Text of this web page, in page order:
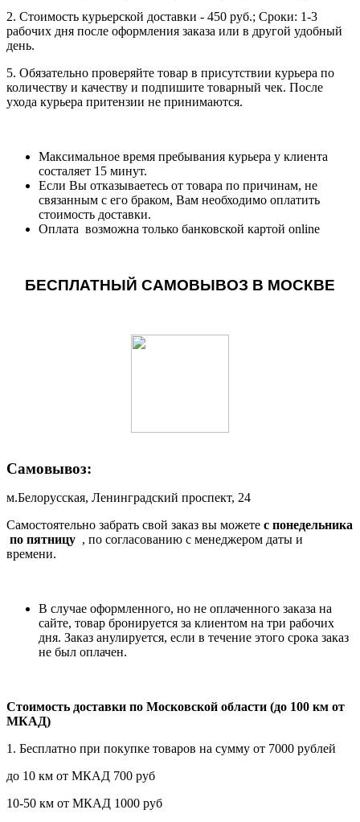
2. Стоимость курьерской доставки - 450 руб.; Сроки: 1-3
рабочих дня после оформления заказа или в другой удобный
день.
5. Обязательно проверяйте товар в присутствии курьера по
количеству и качеству и подпишите товарный чек. После
ухода курьера притензии не принимаются.
Максимальное время пребывания курьера у клиента
состаляет 15 минут.
Если Вы отказываетесь от товара по причинам, не
связанным с его браком, Вам необходимо оплатить
стоимость доставки.
Оплата возможна только банковской картой online
БЕСПЛАТНЫЙ САМОВЫВОЗ В МОСКВЕ
Самовывоз:
м.Белорусская, Ленинградский проспект, 24
Самостоятельно забрать свой заказ вы можете c понедельника
по пятницу , по согласованию с менеджером даты и
времени.
В случае оформленного, но не оплаченного заказа на
сайте, товар бронируется за клиентом на три рабочих
дня. Заказ анулируется, если в течение этого срока заказ
не был оплачен.
Стоимость доставки по Московской области (до 100 км от
МКАД)
1. Бесплатно при покупке товаров на сумму от 7000 рублей
до 10 км от МКАД 700 руб
10-50 км от МКАД 1000 руб